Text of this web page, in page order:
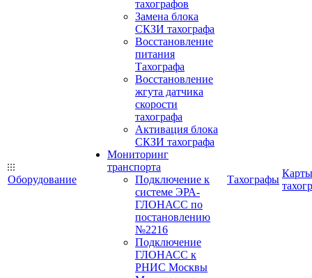
Оборудование
тахографов
Замена блока
СКЗИ тахографа
Восстановление
питания
Тахографа
Восстановление
жгута датчика
скорости
тахографа
Активация блока
СКЗИ тахографа
Мониторинг
транспорта
Подключение к
системе ЭРА-
ГЛОНАСС по
постановлению
№2216
Подключение
ГЛОНАСС к
РНИС Москвы
Тахографы
Карты